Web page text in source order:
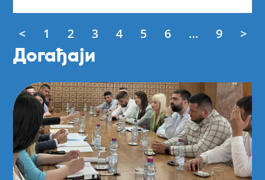
< 1 2 3 4 5 6 … 9 >
Догађаји